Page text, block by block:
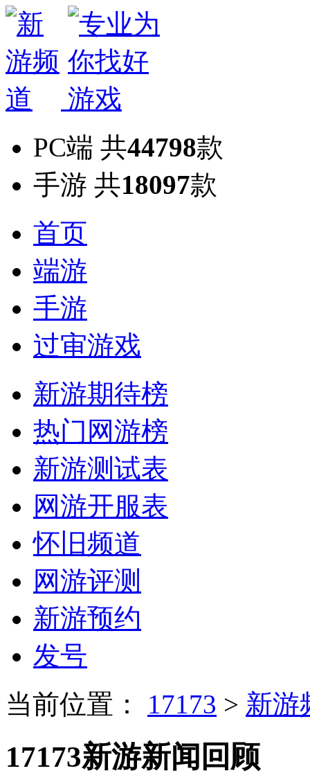
PC端 共44798款
手游 共18097款
首页
端游
手游
过审游戏
新游期待榜
热门网游榜
新游测试表
网游开服表
怀旧频道
网游评测
新游预约
发号
当前位置： 17173 > 新游
17173新游新闻回顾